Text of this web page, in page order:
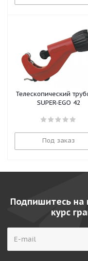
Телескопический
SUPER-EGO 42
Под заказ
Подпишитесь на
курс